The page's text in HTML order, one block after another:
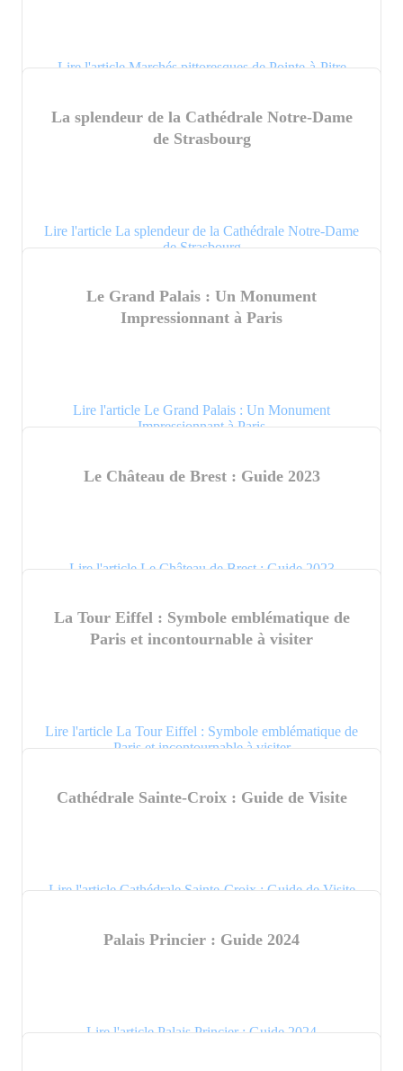
Lire l'article Marchés pittoresques de Pointe-à-Pitre
La splendeur de la Cathédrale Notre-Dame
de Strasbourg
Lire l'article La splendeur de la Cathédrale Notre-Dame
de Strasbourg
Le Grand Palais : Un Monument
Impressionnant à Paris
Lire l'article Le Grand Palais : Un Monument
Impressionnant à Paris
Le Château de Brest : Guide 2023
Lire l'article Le Château de Brest : Guide 2023
La Tour Eiffel : Symbole emblématique de
Paris et incontournable à visiter
Lire l'article La Tour Eiffel : Symbole emblématique de
Paris et incontournable à visiter
Cathédrale Sainte-Croix : Guide de Visite
Lire l'article Cathédrale Sainte-Croix : Guide de Visite
Palais Princier : Guide 2024
Lire l'article Palais Princier : Guide 2024